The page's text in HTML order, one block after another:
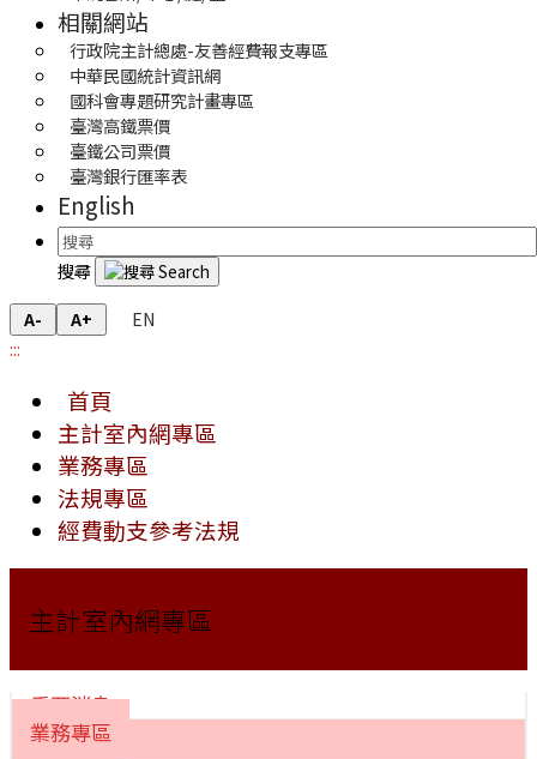
相關網站
行政院主計總處-友善經費報支專區
中華民國統計資訊網
國科會專題研究計畫專區
臺灣高鐵票價
臺鐵公司票價
臺灣銀行匯率表
English
搜尋
A- A+
EN
:::
首頁
主計室內網專區
業務專區
法規專區
經費動支參考法規
主計室內網專區
重要消息
業務專區